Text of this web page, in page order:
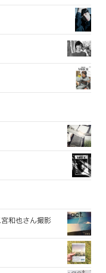
和也さん撮影